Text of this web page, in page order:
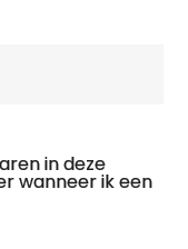
in deze
wanneer ik een